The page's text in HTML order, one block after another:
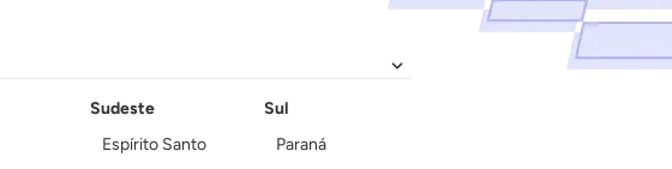
Sudeste
Espírito Santo
Sul
Paraná